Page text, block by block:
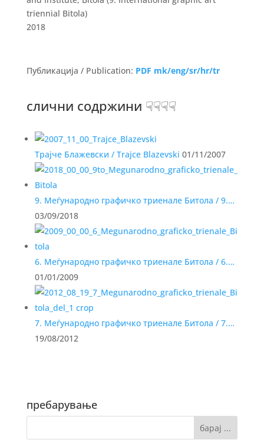
triennial Bitola)
2018
Публикација / Publication: PDF mk/eng/sr/hr/tr
слични содржини ☟☟☟☟
Трајче Блажевски / Trajce Blazevski 01/11/2007
9. Меѓународно графичко триенале Битола / 9.…
03/09/2018
6. Меѓународно графичко триенале Битола / 6.…
01/01/2009
7. Меѓународно графичко триенале Битола / 7.…
19/08/2012
пребарување